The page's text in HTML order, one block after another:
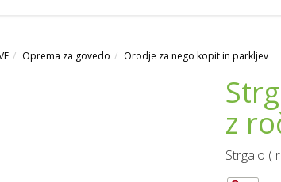
Oprema za govedo Orodje za nego kopit in parkljev
z
Strgalo (